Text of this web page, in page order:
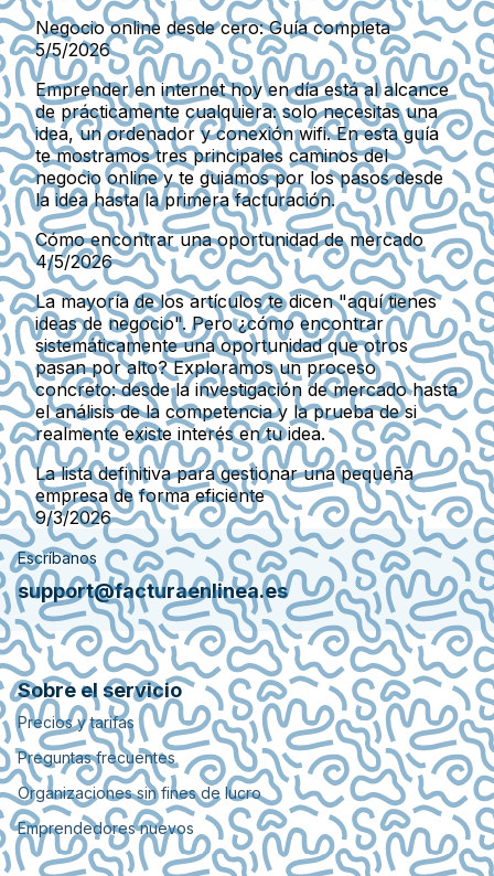
Negocio online desde cero: Guía completa
5/5/2026
Emprender en internet hoy en día está al alcance
de prácticamente cualquiera: solo necesitas una
idea, un ordenador y conexión wifi. En esta guía
te mostramos tres principales caminos del
negocio online y te guiamos por los pasos desde
la idea hasta la primera facturación.
Cómo encontrar una oportunidad de mercado
4/5/2026
La mayoría de los artículos te dicen "aquí tienes
ideas de negocio". Pero ¿cómo encontrar
sistemáticamente una oportunidad que otros
pasan por alto? Exploramos un proceso
concreto: desde la investigación de mercado hasta
el análisis de la competencia y la prueba de si
realmente existe interés en tu idea.
La lista definitiva para gestionar una pequeña
empresa de forma eficiente
9/3/2026
Escríbanos
support@facturaenlinea.es
Sobre el servicio
Precios y tarifas
Preguntas frecuentes
Organizaciones sin fines de lucro
Emprendedores nuevos